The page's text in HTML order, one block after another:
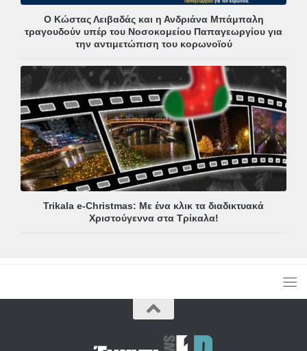
Ο Κώστας Λειβαδάς και η Ανδριάνα Μπάμπαλη
τραγουδούν υπέρ του Νοσοκομείου Παπαγεωργίου για
την αντιμετώπιση του κορωνοϊού
Trikala e-Christmas: Με ένα κλικ τα διαδικτυακά
Χριστούγεννα στα Τρίκαλα!